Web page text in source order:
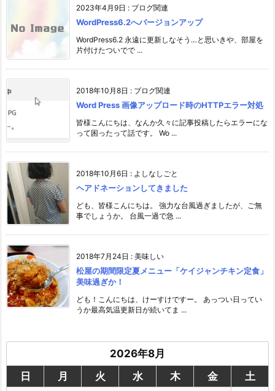
2023年4月9日 : ブログ関連
WordPress6.2へバージョンアップ
WordPress6.2 永遠に更新しなそう…と思いきや、部屋を
片付けたついでで ...
2018年10月8日 : ブログ関連
Word Press 画像アップロード時のHTTPエラー対処
皆様こんにちは、なんか久々に記事投稿したらエラーにな
って困ったって話です。 Wo ...
2018年10月6日 : よしなしごと
ヘアドネーションしてきました
ども、皆様こんにちは。 強力な台風過ぎましたが、ご無
事でしょうか。 台風一過で急 ...
2018年7月24日 : 美味しい
松屋の期間限定夏メニュー「ケイジャンチキン定食」
美味過ぎか！
ども！こんにちは、けーすけですー。 あっつい日ってい
うか最高気温更新日が続いてま ...
2026年8月
日
月 火 水 木 金
土